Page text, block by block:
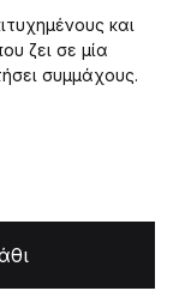
και
ζει σε μία
συμμάχους.